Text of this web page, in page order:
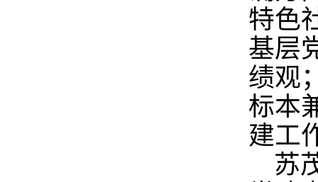
特色
基层
绩观
标本
建工
苏